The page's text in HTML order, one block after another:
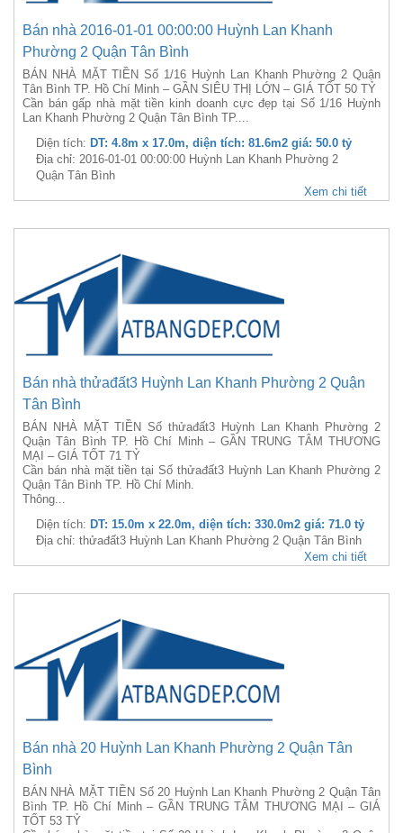
Bán nhà 2016-01-01 00:00:00 Huỳnh Lan Khanh
Phường 2 Quận Tân Bình
BÁN NHÀ MẶT TIỀN Số 1/16 Huỳnh Lan Khanh Phường 2 Quận
Tân Bình TP. Hồ Chí Minh – GẦN SIÊU THỊ LỚN – GIÁ TỐT 50 TỶ
Cần bán gấp nhà mặt tiền kinh doanh cực đẹp tại Số 1/16 Huỳnh
Lan Khanh Phường 2 Quận Tân Bình TP....
Diện tích: DT: 4.8m x 17.0m, diện tích: 81.6m2 giá: 50.0 tỷ
Địa chỉ: 2016-01-01 00:00:00 Huỳnh Lan Khanh Phường 2
Quận Tân Bình
Xem chi tiết
Bán nhà thửađất3 Huỳnh Lan Khanh Phường 2 Quận
Tân Bình
BÁN NHÀ MẶT TIỀN Số thửađất3 Huỳnh Lan Khanh Phường 2
Quận Tân Bình TP. Hồ Chí Minh – GẦN TRUNG TÂM THƯƠNG
MẠI – GIÁ TỐT 71 TỶ
Cần bán nhà mặt tiền tại Số thửađất3 Huỳnh Lan Khanh Phường 2
Quận Tân Bình TP. Hồ Chí Minh.
Thông...
Diện tích: DT: 15.0m x 22.0m, diện tích: 330.0m2 giá: 71.0 tỷ
Địa chỉ: thửađất3 Huỳnh Lan Khanh Phường 2 Quận Tân Bình
Xem chi tiết
Bán nhà 20 Huỳnh Lan Khanh Phường 2 Quận Tân
Bình
BÁN NHÀ MẶT TIỀN Số 20 Huỳnh Lan Khanh Phường 2 Quận Tân
Bình TP. Hồ Chí Minh – GẦN TRUNG TÂM THƯƠNG MẠI – GIÁ
TỐT 53 TỶ